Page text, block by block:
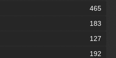
465
183
127
192